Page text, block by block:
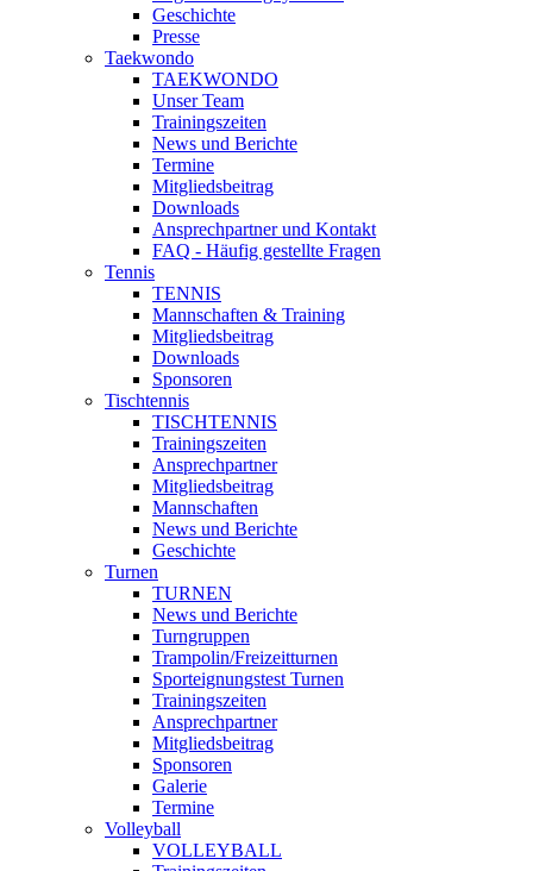
Geschichte
Presse
Taekwondo
TAEKWONDO
Unser Team
Trainingszeiten
News und Berichte
Termine
Mitgliedsbeitrag
Downloads
Ansprechpartner und Kontakt
FAQ - Häufig gestellte Fragen
Tennis
TENNIS
Mannschaften & Training
Mitgliedsbeitrag
Downloads
Sponsoren
Tischtennis
TISCHTENNIS
Trainingszeiten
Ansprechpartner
Mitgliedsbeitrag
Mannschaften
News und Berichte
Geschichte
Turnen
TURNEN
News und Berichte
Turngruppen
Trampolin/Freizeitturnen
Sporteignungstest Turnen
Trainingszeiten
Ansprechpartner
Mitgliedsbeitrag
Sponsoren
Galerie
Termine
Volleyball
VOLLEYBALL